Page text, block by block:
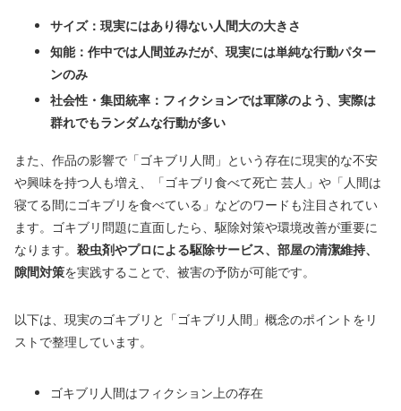
サイズ：現実にはあり得ない人間大の大きさ
知能：作中では人間並みだが、現実には単純な行動パター
ンのみ
社会性・集団統率：フィクションでは軍隊のよう、実際は
群れでもランダムな行動が多い
また、作品の影響で「ゴキブリ人間」という存在に現実的な不安
や興味を持つ人も増え、「ゴキブリ食べて死亡 芸人」や「人間は
寝てる間にゴキブリを食べている」などのワードも注目されてい
ます。ゴキブリ問題に直面したら、駆除対策や環境改善が重要に
なります。 殺虫剤やプロによる駆除サービス、部屋の清潔維持、
隙間対策を実践することで、被害の予防が可能です。
以下は、現実のゴキブリと「ゴキブリ人間」概念のポイントをリ
ストで整理しています。
ゴキブリ人間はフィクション上の存在